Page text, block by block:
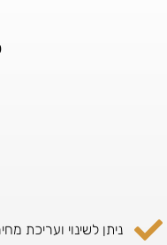
ניתן לשינוי ועריכת